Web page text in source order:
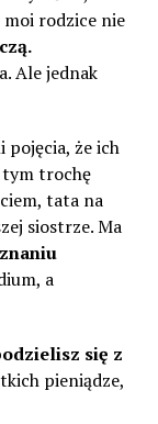
moi rodzice nie
Ale jednak
pojęcia, że ​​ich
tym trochę
tata na
siostrze. Ma
a
się z
pieniądze,